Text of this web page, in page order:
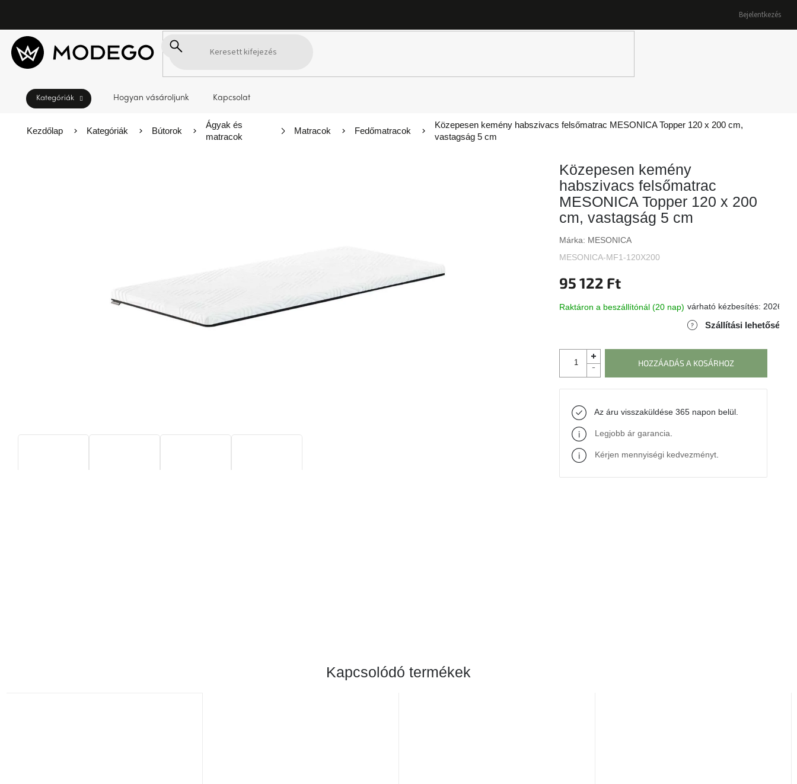
fő
tartalomhoz
Bejelentkezés
Hogyan vásároljunk Kapcsolat
Kezdőlap Kategóriák Bútorok
Ágyak és
matracok
Matracok Fedőmatracok
Közepesen kemény habszivacs felsőmatrac MESONICA Topper 120 x 200 cm,
vastagság 5 cm
Közepesen kemény
habszivacs felsőmatrac
MESONICA Topper 120 x 200
cm, vastagság 5 cm
Márka: MESONICA
MESONICA-MF1-120X200
95 122 Ft
Raktáron a beszállítónál (20 nap) várható kézbesítés:
Szállítási lehetőségek
HOZZÁADÁS A KOSÁRHOZ
Az áru visszaküldése 365 napon belül.
Legjobb ár garancia
Kérjen mennyiségi kedvezményt.
Kapcsolódó termékek